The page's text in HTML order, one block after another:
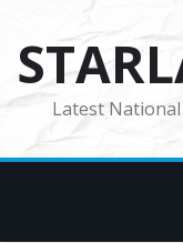
Latest